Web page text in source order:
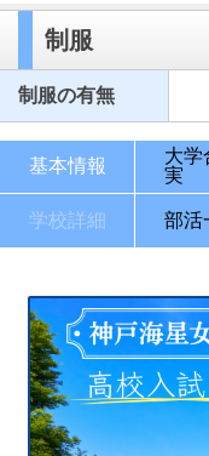
制服
制服の有無
基本情報
大学
実
学校詳細 部活